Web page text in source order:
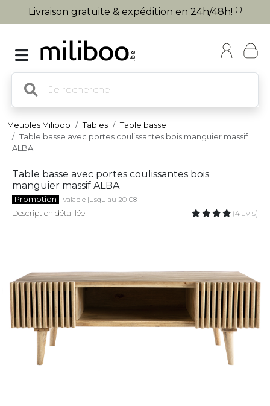
Livraison gratuite & expédition en 24h/48h! (1)
Meubles Miliboo Tables
Table basse
Table basse avec portes coulissantes bois manguier massif
ALBA
Table basse avec portes coulissantes bois
manguier massif ALBA
Promotion valable jusqu'au 20-08
Description détaillée (4 avis)